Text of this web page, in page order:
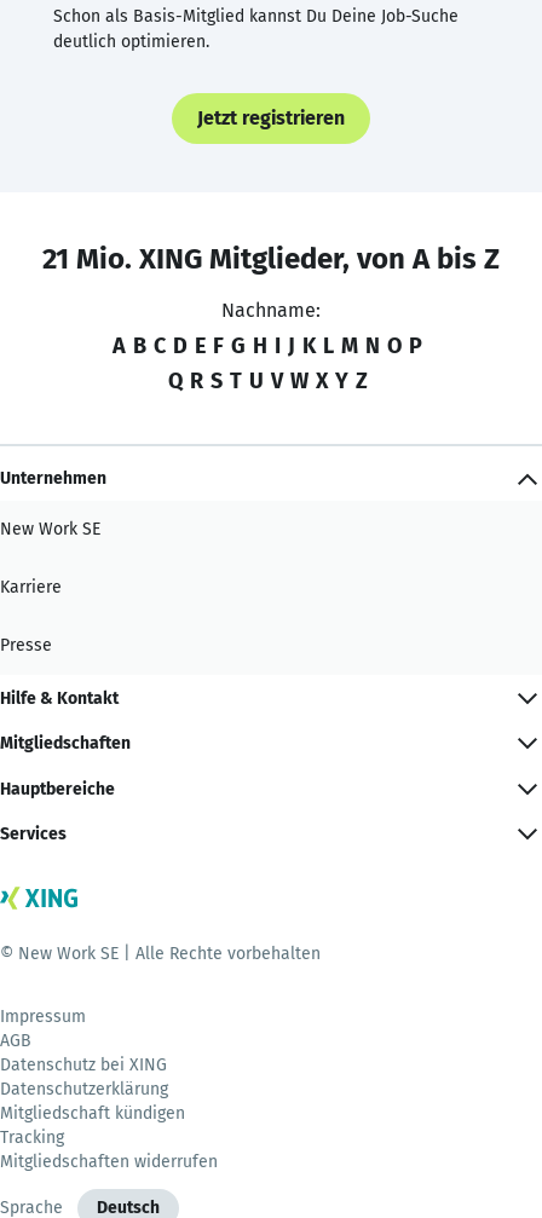
Schon als Basis-Mitglied kannst Du Deine Job-Suche
deutlich optimieren.
Jetzt registrieren
21 Mio. XING Mitglieder, von A bis Z
Nachname:
A B C D E F G H I J K L M N O P
Q R S T U V W X Y Z
Unternehmen
New Work SE
Karriere
Presse
Hilfe & Kontakt
Mitgliedschaften
Hauptbereiche
Services
© New Work SE | Alle Rechte vorbehalten
Impressum
AGB
Datenschutz bei XING
Datenschutzerklärung
Mitgliedschaft kündigen
Tracking
Mitgliedschaften widerrufen
Sprache Deutsch